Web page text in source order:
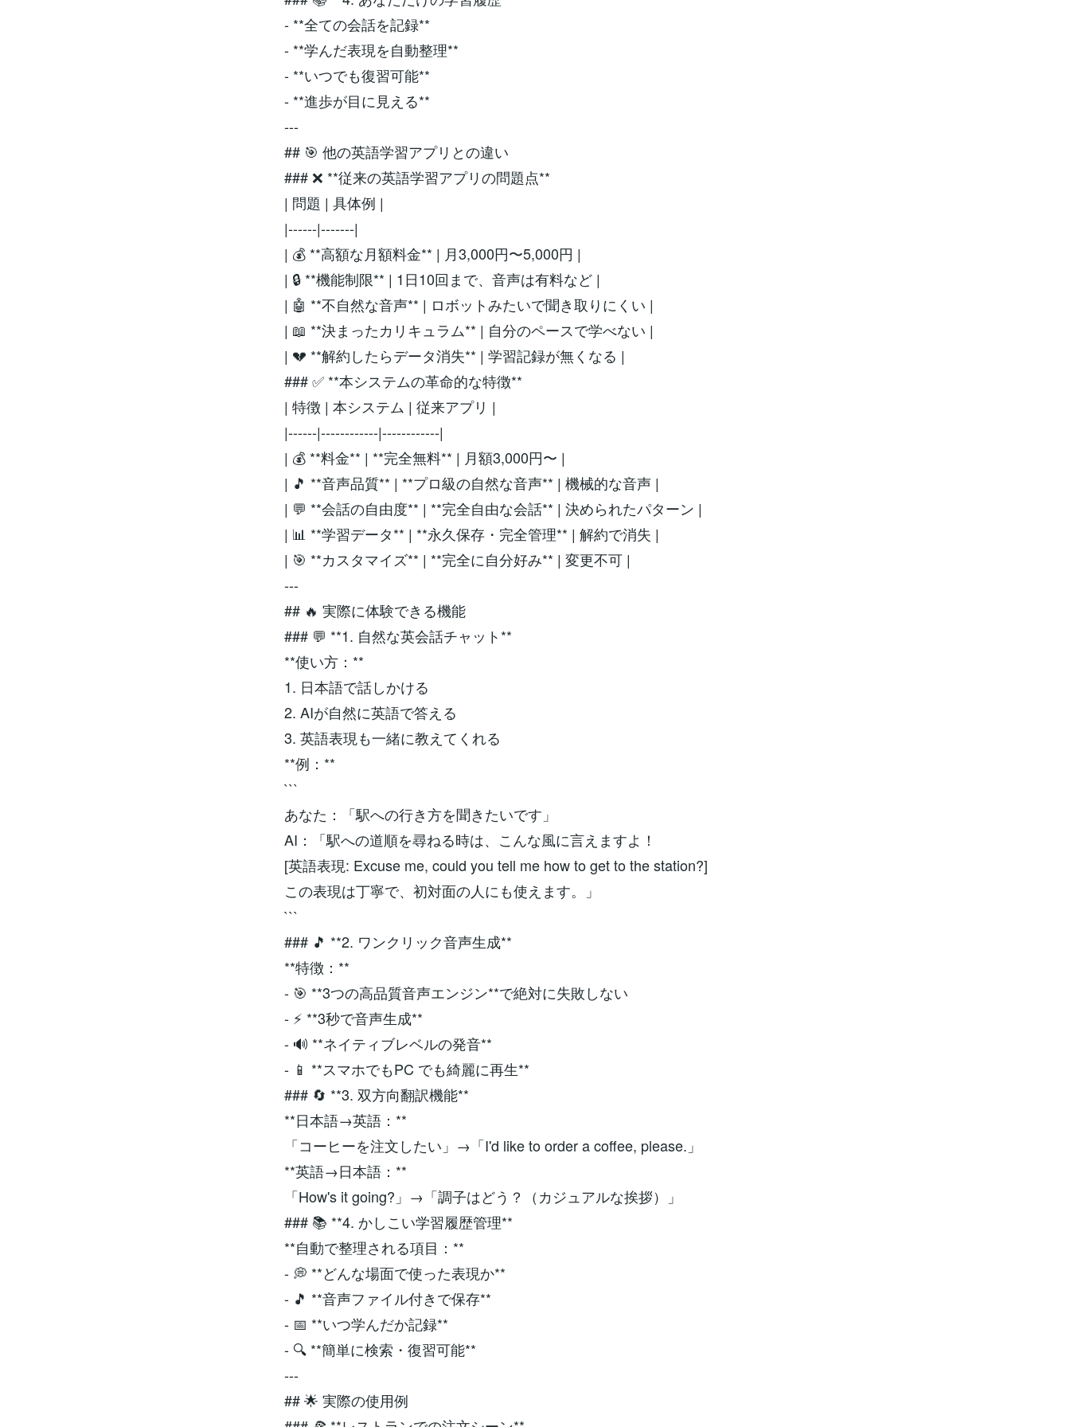
- **全ての会話を記録**
- **学んだ表現を自動整理**
- **いつでも復習可能**
- **進歩が目に見える**
---
## 🎯 他の英語学習アプリとの違い
### ❌ **従来の英語学習アプリの問題点**
| 問題 | 具体例 |
|------|-------|
| 💰 **高額な月額料金** | 月3,000円〜5,000円 |
| 🔒 **機能制限** | 1日10回まで、音声は有料など |
| 🤖 **不自然な音声** | ロボットみたいで聞き取りにくい |
| 📖 **決まったカリキュラム** | 自分のペースで学べない |
| 💔 **解約したらデータ消失** | 学習記録が無くなる |
### ✅ **本システムの革命的な特徴**
| 特徴 | 本システム | 従来アプリ |
|------|------------|------------|
| 💰 **料金** | **完全無料** | 月額3,000円〜 |
| 🎵 **音声品質** | **プロ級の自然な音声** | 機械的な音声 |
| 💬 **会話の自由度** | **完全自由な会話** | 決められたパターン |
| 📊 **学習データ** | **永久保存・完全管理** | 解約で消失 |
| 🎯 **カスタマイズ** | **完全に自分好み** | 変更不可 |
---
## 🔥 実際に体験できる機能
### 💬 **1. 自然な英会話チャット**
**使い方：**
1. 日本語で話しかける
2. AIが自然に英語で答える
3. 英語表現も一緒に教えてくれる
**例：**
```
あなた：「駅への行き方を聞きたいです」
AI：「駅への道順を尋ねる時は、こんな風に言えますよ！
[英語表現: Excuse me, could you tell me how to get to the station?]
この表現は丁寧で、初対面の人にも使えます。」
```
### 🎵 **2. ワンクリック音声生成**
**特徴：**
- 🎯 **3つの高品質音声エンジン**で絶対に失敗しない
- ⚡ **3秒で音声生成**
- 🔊 **ネイティブレベルの発音**
- 📱 **スマホでもPC でも綺麗に再生**
### 🔄 **3. 双方向翻訳機能**
**日本語→英語：**
「コーヒーを注文したい」→「I'd like to order a coffee, please.」
**英語→日本語：**
「How's it going?」→「調子はどう？（カジュアルな挨拶）」
### 📚 **4. かしこい学習履歴管理**
**自動で整理される項目：**
- 💭 **どんな場面で使った表現か**
- 🎵 **音声ファイル付きで保存**
- 📅 **いつ学んだか記録**
- 🔍 **簡単に検索・復習可能**
---
## 🌟 実際の使用例